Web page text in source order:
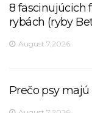
8 fascinujúcich
rybách (ryby
August 7,2026
Prečo psy